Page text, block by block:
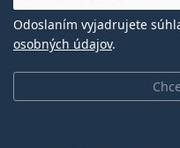
Odoslaním vyjadrujete
osobných údajov.